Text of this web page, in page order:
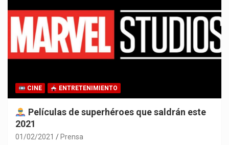
CINE ENTRETENIMIENTO
Películas de superhéroes que saldrán este
2021
01/02/2021 Prensa